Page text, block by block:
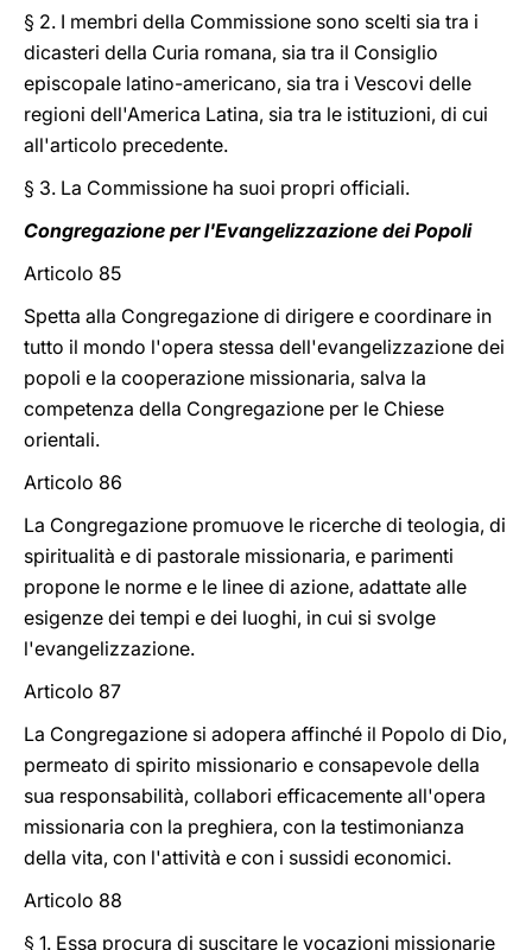
§ 2. I membri della Commissione sono scelti sia tra i
dicasteri della Curia romana, sia tra il Consiglio
episcopale latino-americano, sia tra i Vescovi delle
regioni dell'America Latina, sia tra le istituzioni, di cui
all'articolo precedente.
§ 3. La Commissione ha suoi propri officiali.
Congregazione per l'Evangelizzazione dei Popoli
Articolo 85
Spetta alla Congregazione di dirigere e coordinare in
tutto il mondo l'opera stessa dell'evangelizzazione dei
popoli e la cooperazione missionaria, salva la
competenza della Congregazione per le Chiese
orientali.
Articolo 86
La Congregazione promuove le ricerche di teologia, di
spiritualità e di pastorale missionaria, e parimenti
propone le norme e le linee di azione, adattate alle
esigenze dei tempi e dei luoghi, in cui si svolge
l'evangelizzazione.
Articolo 87
La Congregazione si adopera affinché il Popolo di Dio,
permeato di spirito missionario e consapevole della
sua responsabilità, collabori efficacemente all'opera
missionaria con la preghiera, con la testimonianza
della vita, con l'attività e con i sussidi economici.
Articolo 88
§ 1. Essa procura di suscitare le vocazioni missionarie